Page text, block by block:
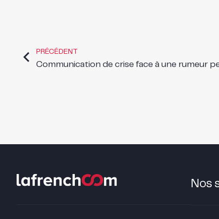
PRÉCÉDENT
Communication de crise face à une rumeur
Nos